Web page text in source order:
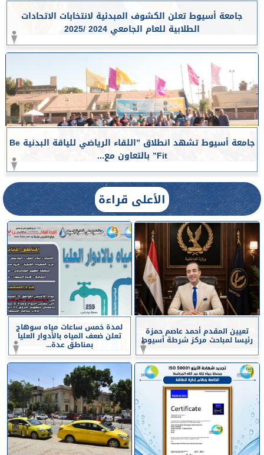
جامعة أسيوط تعلن الكشوف المبدئية لانتخابات الاتحادات
الطلابية للعام الجامعي 2024 /2025
جامعة أسيوط تشهد انطلاق ”اللقاء الرياضي للياقة البدنية Be
Fit” بالتعاون مع...
الأعلى قراءة
تعيين المقدم أحمد عاصم حمزة
رئيسا لمباحث مركز شرطة أسيوط
لمدة خمس ساعات مياه سوهاج
تعلن ضعف المياه بالأدوار العليا
بمناطق عدة...